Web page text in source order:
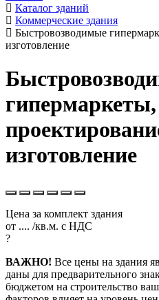
Каталог зданий
Коммерческие здания
Быстровозводимые
изготовление
гипермаркеты,
изготовление
Цена за комплект здания
от .... /кв.м. с НДС
?
ВАЖНО! Все цены на здания
даны для предварительного
бюджетом на строительство